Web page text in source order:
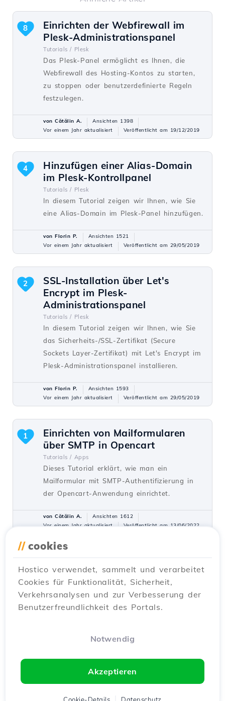
Einrichten der Webfirewall im
Plesk-Administrationspanel
Tutorials / Plesk
Das Plesk-Panel ermöglicht es Ihnen, die
Webfirewall des Hosting-Kontos zu starten,
zu stoppen oder benutzerdefinierte Regeln
festzulegen.
8
von Cătălin A.
Ansichten 1398
Vor einem Jahr aktualisiert
Veröffentlicht am 19/12/2019
Hinzufügen einer Alias-Domain
im Plesk-Kontrollpanel
Tutorials / Plesk
In diesem Tutorial zeigen wir Ihnen, wie Sie
eine Alias-Domain im Plesk-Panel hinzufügen.
4
von Florin P.
Ansichten 1521
Vor einem Jahr aktualisiert
Veröffentlicht am 29/05/2019
SSL-Installation über Let's
Encrypt im Plesk-
Administrationspanel
Tutorials / Plesk
In diesem Tutorial zeigen wir Ihnen, wie Sie
das Sicherheits-/SSL-Zertifikat (Secure
Sockets Layer-Zertifikat) mit Let's Encrypt im
Plesk-Administrationspanel installieren.
2
von Florin P.
Ansichten 1593
Vor einem Jahr aktualisiert
Veröffentlicht am 29/05/2019
Einrichten von Mailformularen
über SMTP in Opencart
Tutorials / Apps
Dieses Tutorial erklärt, wie man ein
Mailformular mit SMTP-Authentifizierung in
der Opencart-Anwendung einrichtet.
1
von Cătălin A.
Ansichten 1612
Vor einem Jahr aktualisiert
Veröffentlicht am 13/06/2022
zur sicheren HTTPS-Version über
das Plesk-Administrationspanel.
Tutorials / Plesk
In diesem Tutorial werden wir die
Plesk-Panel zu implementieren.
Ansichten 1450
Vor einem Jahr aktualisiert
// cookies
Hostico verwendet, sammelt und verarbeitet
Cookies für Funktionalität, Sicherheit,
Verkehrsanalysen und zur Verbesserung der
Benutzerfreundlichkeit des Portals.
Notwendig
Akzeptieren